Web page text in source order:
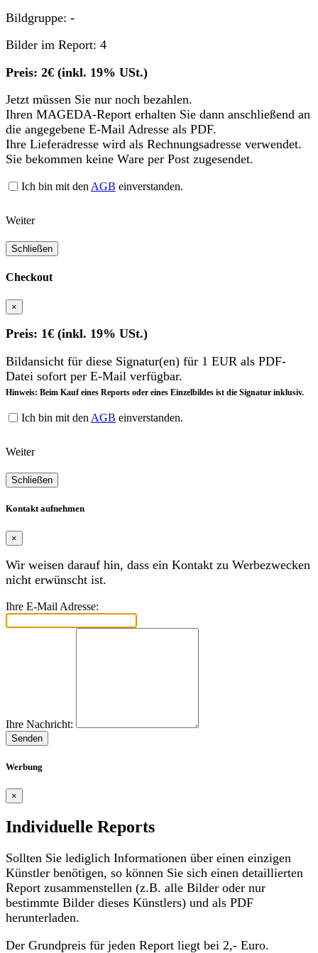
Bildgruppe: -
Bilder im Report: 4
Preis: 2€ (inkl. 19% USt.)
Jetzt müssen Sie nur noch bezahlen.
Ihren MAGEDA-Report erhalten Sie dann anschließend an
die angegebene E-Mail Adresse als PDF.
Ihre Lieferadresse wird als Rechnungsadresse verwendet.
Sie bekommen keine Ware per Post zugesendet.
Ich bin mit den AGB einverstanden.
Weiter
Schließen
Checkout
×
Preis: 1€ (inkl. 19% USt.)
Bildansicht für diese Signatur(en) für 1 EUR als PDF-
Datei sofort per E-Mail verfügbar.
Hinweis: Beim Kauf eines Reports oder eines Einzelbildes ist die Signatur inklusiv.
Ich bin mit den AGB einverstanden.
Weiter
Schließen
Kontakt aufnehmen
×
Wir weisen darauf hin, dass ein Kontakt zu Werbezwecken
nicht erwünscht ist.
Ihre E-Mail Adresse:
Ihre Nachricht:
Senden
Werbung
×
Individuelle Reports
Sollten Sie lediglich Informationen über einen einzigen
Künstler benötigen, so können Sie sich einen detaillierten
Report zusammenstellen (z.B. alle Bilder oder nur
bestimmte Bilder dieses Künstlers) und als PDF
herunterladen.
Der Grundpreis für jeden Report liegt bei 2,- Euro.